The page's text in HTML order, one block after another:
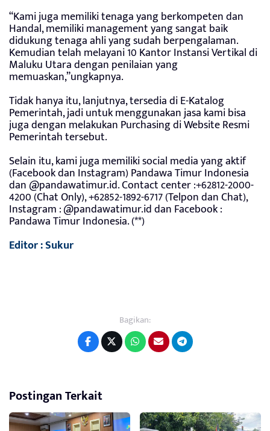
“Kami juga memiliki tenaga yang berkompeten dan
Handal, memiliki management yang sangat baik
didukung tenaga ahli yang sudah berpengalaman.
Kemudian telah melayani 10 Kantor Instansi Vertikal di
Maluku Utara dengan penilaian yang
memuaskan,”ungkapnya.
Tidak hanya itu, lanjutnya, ⁠tersedia di E-Katalog
Pemerintah, jadi untuk menggunakan jasa kami bisa
juga dengan melakukan Purchasing di Website Resmi
Pemerintah tersebut.
Selain itu, kami juga memiliki social media yang aktif
(Facebook dan Instagram) Pandawa Timur Indonesia
dan @pandawatimur.id. Contact center :+62812-2000-
4200 (Chat Only), +62852-1892-6717 (Telpon dan Chat),
Instagram : @pandawatimur.id dan Facebook :
Pandawa Timur Indonesia. (**)
Editor : Sukur
Bagikan:
Postingan Terkait